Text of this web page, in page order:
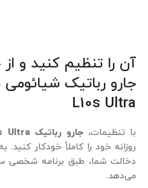
آن را تنظیم کنید و
L10s Ultra
با تنظیمات،جارو رباتیک Dreame L10s Ultra
روزانه خود را کاملاً خودکار
دخالت شما، طبق برنامه شخصی
می‌دهد.